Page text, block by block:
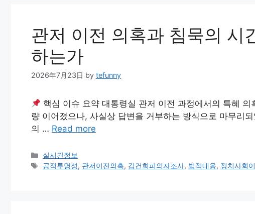
관저 이전 의혹과 침묵의 시
하는가
2026年7月23日 by tefunny
핵심 이슈 요약 대통령실 관저 이전 과정에서의 특혜
량 이어졌으나, 사실상 답변을 거부하는 방식으로 마무리
의 … Read more
Categories
실시간정보
Tags
공적투명성, 관저이전의혹, 김건희피의자조사, 법적대응, 정치사회